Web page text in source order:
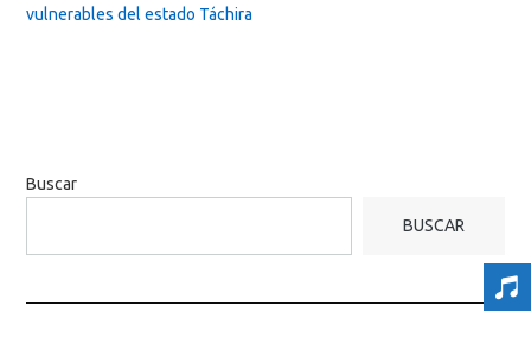
vulnerables del estado Táchira
Buscar
BUSCAR